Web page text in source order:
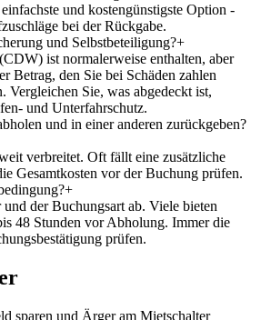
und kostengünstigste Option -
bei der Rückgabe.
und Selbstbeteiligung?+
ist normalerweise enthalten, aber
Betrag, den Sie bei Schäden zahlen
Vergleichen Sie, was abgedeckt ist,
und Unterfahrschutz.
und in einer anderen zurückgeben?
verbreitet. Oft fällt eine zusätzliche
Gesamtkosten vor der Buchung prüfen.
+
der Buchungsart ab. Viele bieten
48 Stunden vor Abholung. Immer die
prüfen.
sparen und Ärger am Mietschalter